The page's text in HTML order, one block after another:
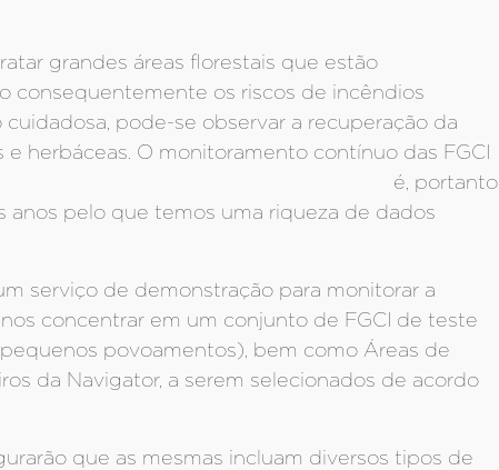
grandes áreas florestais que estão
consequentemente os riscos de incêndios
pode-se observar a recuperação da
herbáceas. O monitoramento contínuo das FGCI
de Incêndios) é, portanto,
anos pelo que temos uma riqueza de dados
serviço de demonstração para monitorar a
concentrar em um conjunto de FGCI de teste
povoamentos), bem como Áreas de
da Navigator, a serem selecionados de acordo
que as mesmas incluam diversos tipos de